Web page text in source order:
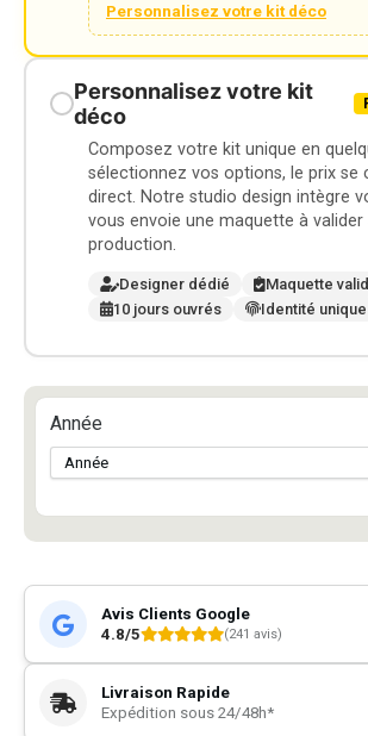
Personnalisez votre kit déco
Personnalisez votre kit
déco
Composez votre kit unique en
sélectionnez vos options, le prix se
direct. Notre studio design intègre
vous envoie une maquette à valider
production.
Designer dédié
Maquette
10 jours ouvrés
Identité unique
Année
Avis Clients Google
4.8/5
(241 avis)
Livraison Rapide
Expédition sous 24/48h*